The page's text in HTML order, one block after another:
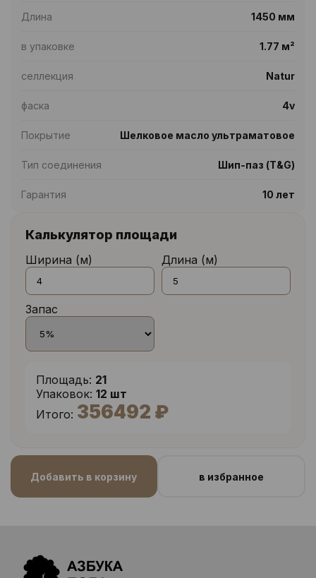
Длина 1450 мм
в упаковке 1.77 м²
селлекция Natur
фаска 4v
Покрытие Шелковое масло ультраматовое
Тип соединения Шип-паз (T&G)
Гарантия 10 лет
Калькулятор площади
Ширина (м) Длина (м)
Запас
Площадь: 21
Упаковок: 12 шт
Итого: 356492 ₽
Добавить в корзину в избранное